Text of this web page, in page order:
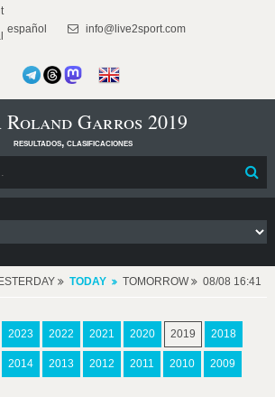
español info@live2sport.com
Roland Garros 2019
resultados, clasificaciones
TODAY TOMORROW 08/08 16:41
2023 2022 2021 2020 2019 2018
2014 2013 2012 2011 2010 2009